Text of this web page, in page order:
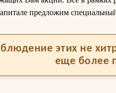
предложим
этих не
еще более